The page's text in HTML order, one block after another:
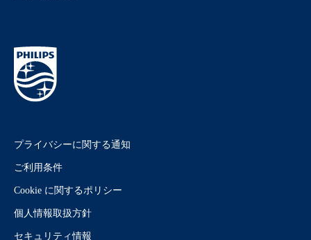
プライバシーに関する通知
ご利用条件
Cookie に関するポリシー
個人情報取扱方針
セキュリティ情報